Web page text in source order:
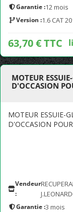
Garantie :12 mois
Version :1.6 CAT
63,70 € TTC
MOTEUR
D'OCCASION
MOTEUR ESSUIE-
D'OCCASION
Vendeur
:
Garantie :3 mois